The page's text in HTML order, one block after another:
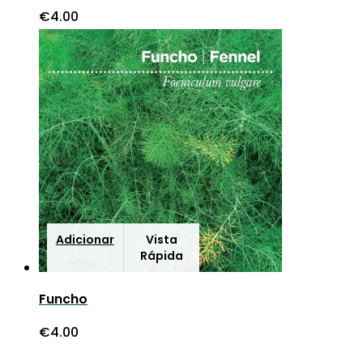
€4.00
Adicionar
Vista
Rápida
Funcho
€4.00